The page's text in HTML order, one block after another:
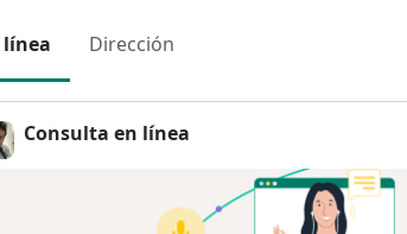
línea Dirección
Consulta en línea